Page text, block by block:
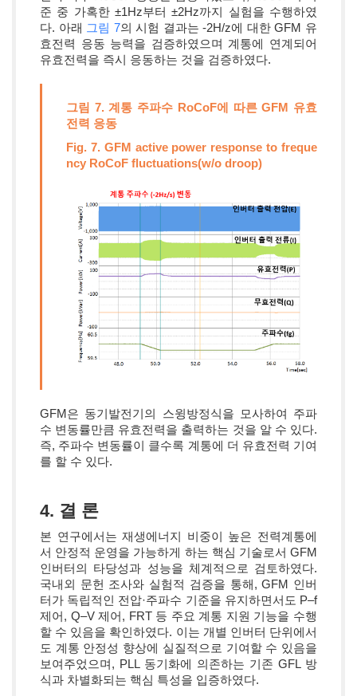
준 중 가혹한 ±1Hz부터 ±2Hz까지 실험을 수행하였
다. 아래 그림 7의 시험 결과는 -2H/z에 대한 GFM 유
효전력 응동 능력을 검증하였으며 계통에 연계되어
유효전력을 즉시 응동하는 것을 검증하였다.
그림 7. 계통 주파수 RoCoF에 따른 GFM 유효
전력 응동
Fig. 7. GFM active power response to freque
ncy RoCoF fluctuations(w/o droop)
GFM은 동기발전기의 스윙방정식을 모사하여 주파
수 변동률만큼 유효전력을 출력하는 것을 알 수 있다.
즉, 주파수 변동률이 클수록 계통에 더 유효전력 기여
를 할 수 있다.
4. 결 론
본 연구에서는 재생에너지 비중이 높은 전력계통에
서 안정적 운영을 가능하게 하는 핵심 기술로서 GFM
인버터의 타당성과 성능을 체계적으로 검토하였다.
국내외 문헌 조사와 실험적 검증을 통해, GFM 인버
터가 독립적인 전압·주파수 기준을 유지하면서도 P–f
제어, Q–V 제어, FRT 등 주요 계통 지원 기능을 수행
할 수 있음을 확인하였다. 이는 개별 인버터 단위에서
도 계통 안정성 향상에 실질적으로 기여할 수 있음을
보여주었으며, PLL 동기화에 의존하는 기존 GFL 방
식과 차별화되는 핵심 특성을 입증하였다.